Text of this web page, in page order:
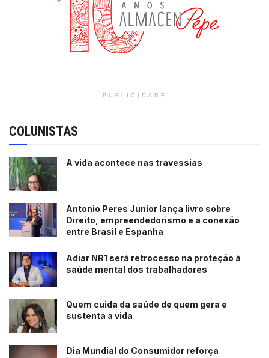
PUBLICIDADE
COLUNISTAS
A vida acontece nas travessias
Antonio Peres Junior lança livro sobre
Direito, empreendedorismo e a conexão
entre Brasil e Espanha
Adiar NR1 será retrocesso na proteção à
saúde mental dos trabalhadores
Quem cuida da saúde de quem gera e
sustenta a vida
Dia Mundial do Consumidor reforça